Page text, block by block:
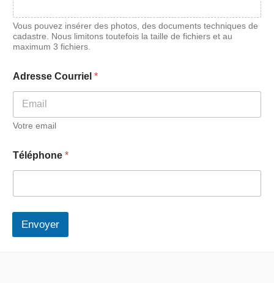
Vous pouvez insérer des photos, des documents techniques de
cadastre. Nous limitons toutefois la taille de fichiers et au
maximum 3 fichiers.
Adresse Courriel *
Votre email
Téléphone *
Envoyer